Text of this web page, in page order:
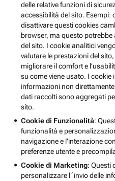
delle relative funzioni di
accessibilità del sito. Esempi:
disattivare questi cookies
browser, ma questo
del sito. I cookie analitici
valutare le prestazioni del
migliorare il comfort e
su come viene usato. I
informazioni non
dati raccolti sono aggregati
sito.
Cookie di Funzionalità:
funzionalità e
navigazione e l'interazione
preferenze utente e
Cookie di Marketing: Questi
personalizzare l´invio delle